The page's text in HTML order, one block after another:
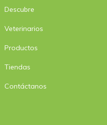
Descubre
Veterinarios
Productos
Tiendas
Contáctanos